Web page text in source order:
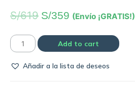
S/619 S/359 (Envío ¡GRATIS!)
Pelota
Teamgeist
Add to cart
Añadir a la lista de deseos